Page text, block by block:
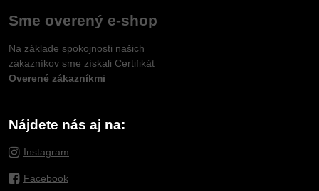
Sme overený e-shop
Na základe spokojnosti našich
zákazníkov sme získali Certifikát
Overené zákazníkmi
Nájdete nás aj na:
Instagram
Facebook